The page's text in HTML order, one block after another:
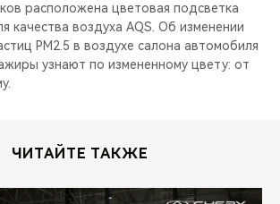
расположена цветовая подсветка
качества воздуха AQS. Об изменении
PM2.5 в воздухе салона автомобиля
узнают по измененному цвету: от
ЧИТАЙТЕ ТАКЖЕ